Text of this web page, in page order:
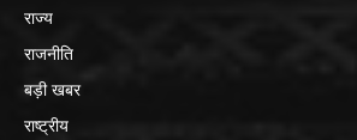
राज्य
राजनीति
बड़ी खबर
राष्ट्रीय